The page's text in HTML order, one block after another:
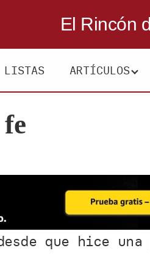
El Rincón
LISTAS ARTÍCULOS
desde que hice